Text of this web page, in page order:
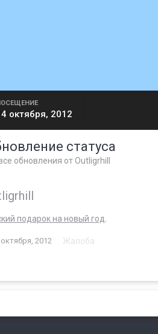
октября, 2012
статуса
обновления от Outligrhill
подарок на новый год
2012 Жалоба